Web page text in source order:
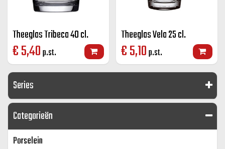
Series
Categorieën
Porselein
Theeglas Tribeca 40 cl.
€5,40p.st.
Theeglas Vela 25 cl.
€5,10p.st.